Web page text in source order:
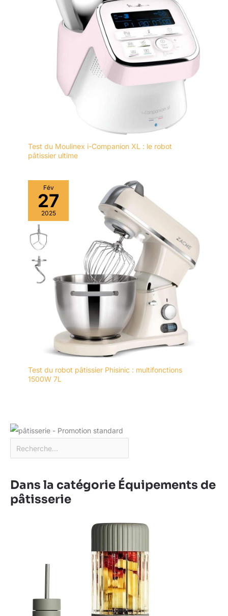
Test du Moulinex i-Companion XL : le robot
pâtissier ultime
Fév
27
2025
Test du robot pâtissier Phisinic : multifonctions
1500W 7L
Dans la catégorie Équipements de
pâtisserie